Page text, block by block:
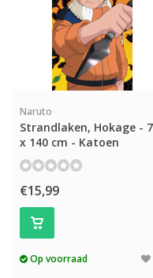
Naruto
Strandlaken, Hokage -
x 140 cm - Katoen
€15,99
Op voorraad